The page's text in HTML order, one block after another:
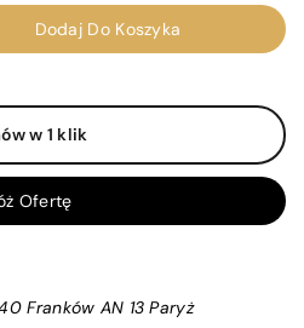
Dodaj Do Koszyka
w 1 klik
Ofertę
Franków AN 13 Paryż